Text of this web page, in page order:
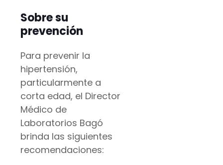
Sobre su
prevención
Para prevenir la
hipertensión,
particularmente a
corta edad, el Director
Médico de
Laboratorios Bagó
brinda las siguientes
recomendaciones: